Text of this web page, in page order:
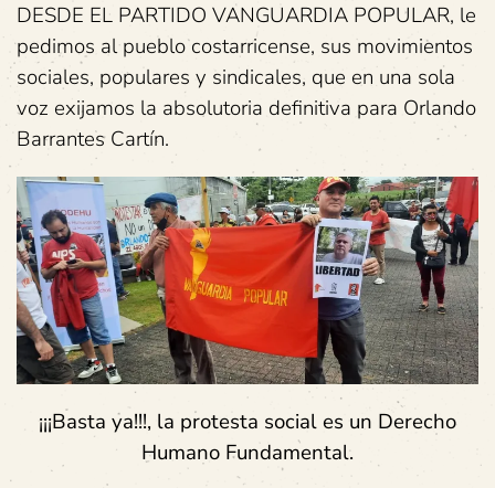
DESDE EL PARTIDO VANGUARDIA POPULAR, le
pedimos al pueblo costarricense, sus movimientos
sociales, populares y sindicales, que en una sola
voz exijamos la absolutoria definitiva para Orlando
Barrantes Cartín.
¡¡¡Basta ya!!!, la protesta social es un Derecho
Humano Fundamental.